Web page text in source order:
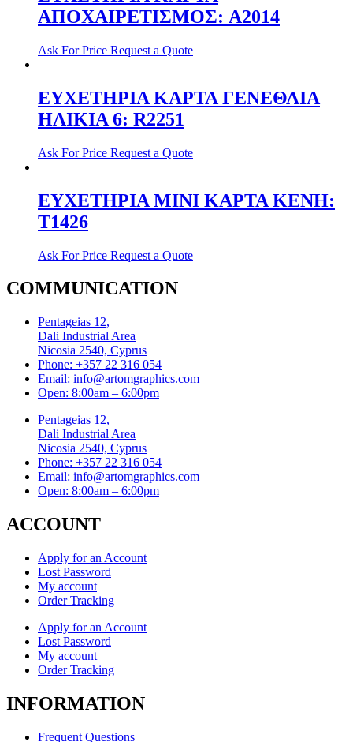
ΑΠΟΧΑΙΡΕΤΙΣΜΟΣ: A2014
Ask For Price Request a Quote
ΕΥΧΕΤΗΡΙΑ ΚΑΡΤΑ ΓΕΝΕΘΛΙΑ
ΗΛΙΚΙΑ 6: R2251
Ask For Price Request a Quote
ΕΥΧΕΤΗΡΙΑ ΜΙΝΙ ΚΑΡΤΑ ΚΕΝΗ:
T1426
Ask For Price Request a Quote
COMMUNICATION
Pentageias 12,
Dali Industrial Area
Nicosia 2540, Cyprus
Phone: +357 22 316 054
Email: info@artomgraphics.com
Open: 8:00am – 6:00pm
Pentageias 12,
Dali Industrial Area
Nicosia 2540, Cyprus
Phone: +357 22 316 054
Email: info@artomgraphics.com
Open: 8:00am – 6:00pm
ACCOUNT
Apply for an Account
Lost Password
My account
Order Tracking
Apply for an Account
Lost Password
My account
Order Tracking
INFORMATION
Frequent Questions